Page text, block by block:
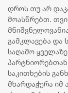
დროს თუ არ
მოასწრებთ.
გამკლავება და
საღამო
საკითხების
მხარდაჭერა იმ